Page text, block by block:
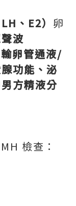
、E2） 卵
波
輸卵管通液/
功能、泌
男方精液分
檢查：